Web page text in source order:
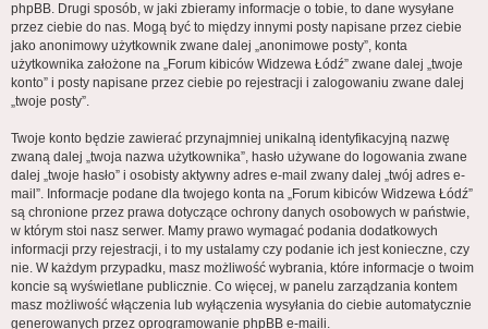
phpBB. Drugi sposób, w jaki zbieramy informacje o tobie, to dane wysyłane
przez ciebie do nas. Mogą być to między innymi posty napisane przez ciebie
jako anonimowy użytkownik zwane dalej „anonimowe posty”, konta
użytkownika założone na „Forum kibiców Widzewa Łódź” zwane dalej „twoje
konto” i posty napisane przez ciebie po rejestracji i zalogowaniu zwane dalej
„twoje posty”.
Twoje konto będzie zawierać przynajmniej unikalną identyfikacyjną nazwę
zwaną dalej „twoja nazwa użytkownika”, hasło używane do logowania zwane
dalej „twoje hasło” i osobisty aktywny adres e-mail zwany dalej „twój adres e-
mail”. Informacje podane dla twojego konta na „Forum kibiców Widzewa Łódź”
są chronione przez prawa dotyczące ochrony danych osobowych w państwie,
w którym stoi nasz serwer. Mamy prawo wymagać podania dodatkowych
informacji przy rejestracji, i to my ustalamy czy podanie ich jest konieczne, czy
nie. W każdym przypadku, masz możliwość wybrania, które informacje o twoim
koncie są wyświetlane publicznie. Co więcej, w panelu zarządzania kontem
masz możliwość włączenia lub wyłączenia wysyłania do ciebie automatycznie
generowanych przez oprogramowanie phpBB e-maili.